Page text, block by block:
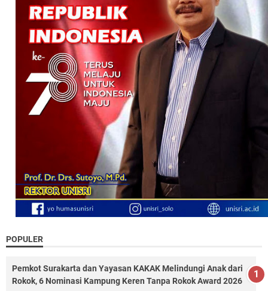
POPULER
Pemkot Surakarta dan Yayasan KAKAK Melindungi Anak dari
Rokok, 6 Nominasi Kampung Keren Tanpa Rokok Award 2026